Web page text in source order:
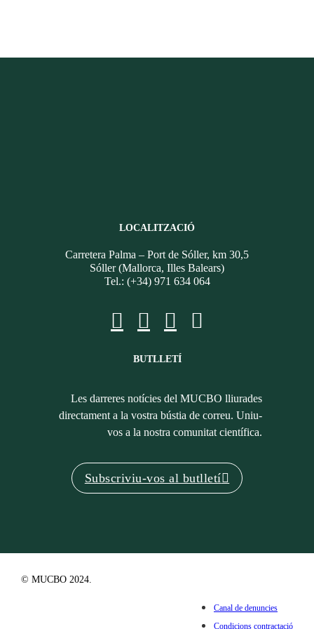
LOCALITZACIÓ
Carretera Palma – Port de Sóller, km 30,5
Sóller (Mallorca, Illes Balears)
Tel.: (+34) 971 634 064
BUTLLETÍ
Les darreres notícies del MUCBO lliurades
directament a la vostra bústia de correu. Uniu-
vos a la nostra comunitat científica.
Subscriviu-vos al butlletí
© MUCBO 2024.
Canal de denuncies
Condicions contractació